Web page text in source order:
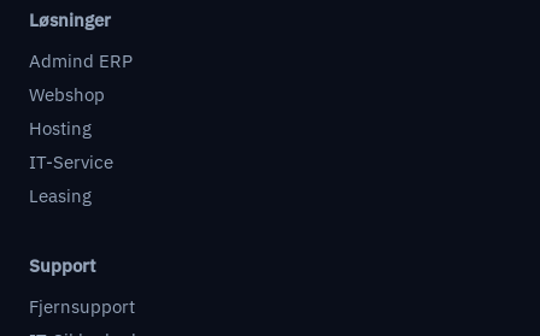
Løsninger
Admind ERP
Webshop
Hosting
IT-Service
Leasing
Support
Fjernsupport